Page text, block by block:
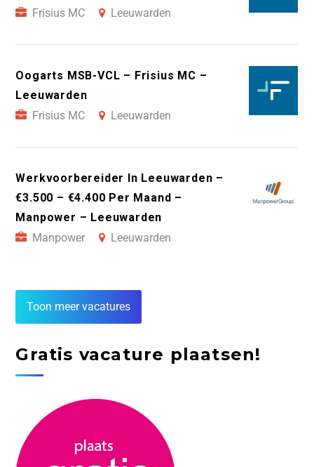
Frisius MC
Leeuwarden
Oogarts MSB-VCL – Frisius MC –
Leeuwarden
Frisius MC
Leeuwarden
Werkvoorbereider In Leeuwarden –
€3.500 – €4.400 Per Maand –
Manpower – Leeuwarden
Manpower
Leeuwarden
Toon meer vacatures
Gratis vacature plaatsen!